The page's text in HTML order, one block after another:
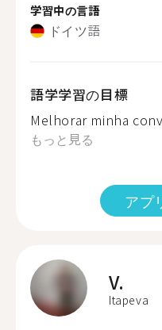
学習中の言語
ドイツ語
語学学習の目標
Melhorar minha
もっと見る
アプ
V.
Itapeva